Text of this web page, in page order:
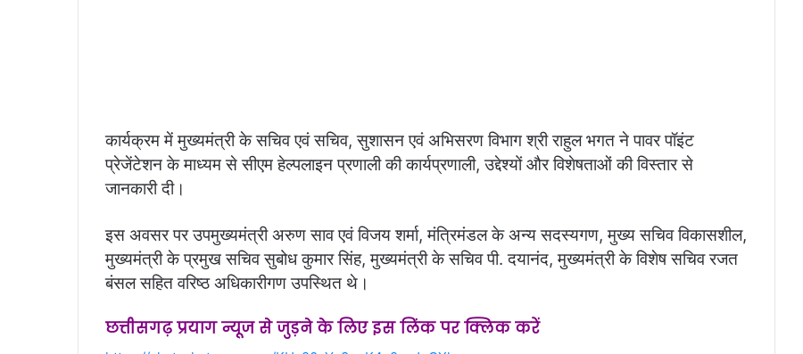
कार्यक्रम में मुख्यमंत्री के सचिव एवं सचिव, सुशासन एवं अभिसरण विभाग श्री राहुल भगत ने पावर पॉइंट
प्रेजेंटेशन के माध्यम से सीएम हेल्पलाइन प्रणाली की कार्यप्रणाली, उद्देश्यों और विशेषताओं की विस्तार से
जानकारी दी।
इस अवसर पर उपमुख्यमंत्री अरुण साव एवं विजय शर्मा, मंत्रिमंडल के अन्य सदस्यगण, मुख्य सचिव विकासशील,
मुख्यमंत्री के प्रमुख सचिव सुबोध कुमार सिंह, मुख्यमंत्री के सचिव पी. दयानंद, मुख्यमंत्री के विशेष सचिव रजत
बंसल सहित वरिष्ठ अधिकारीगण उपस्थित थे।
छत्तीसगढ़ प्रयाग न्यूज से जुड़ने के लिए इस लिंक पर क्लिक करें